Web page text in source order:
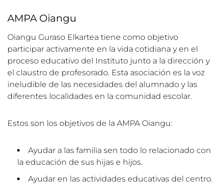
AMPA Oiangu
Oiangu Guraso Elkartea tiene como objetivo
participar activamente en la vida cotidiana y en el
proceso educativo del Instituto junto a la dirección y
el claustro de profesorado. Esta asociación es la voz
ineludible de las necesidades del alumnado y las
diferentes localidades en la comunidad escolar.
Estos son los objetivos de la AMPA Oiangu:
Ayudar a las familia sen todo lo relacionado con
la educación de sus hijas e hijos.
Ayudar en las actividades educativas del centro.